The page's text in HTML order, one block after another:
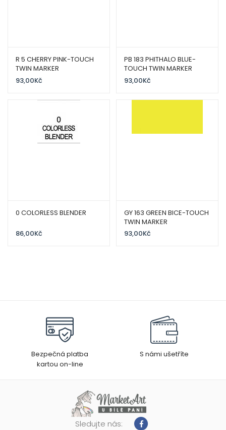
R 5 CHERRY PINK-TOUCH
TWIN MARKER
93,00Kč
PB 183 PHITHALO BLUE-
TOUCH TWIN MARKER
93,00Kč
0 COLORLESS BLENDER
86,00Kč
GY 163 GREEN BICE-TOUCH
TWIN MARKER
93,00Kč
Bezpečná platba
kartou on-line
S námi ušetříte
Sledujte nás: